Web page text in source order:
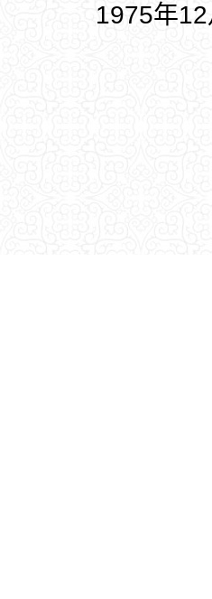
1975年12